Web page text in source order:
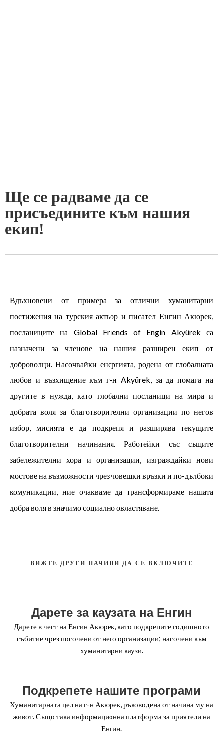
Ще се радваме да се
присъедините към нашия
екип!
Вдъхновени от примера за отлични хуманитарни
постижения на турския актьор и писател Енгин Акюрек,
посланиците на Global Friends of Engin Akyürek са
назначени за членове на нашия разширен екип от
доброволци. Насочвайки енергията, родена от глобалната
любов и възхищение към г-н Akyürek, за да помага на
другите в нужда, като глобални посланици на мира и
добрата воля за благотворителни организации по негов
избор, мисията е да подкрепя и разширява текущите
благотворителни начинания. Работейки със същите
забележителни хора и организации, изграждайки нови
мостове на възможности чрез човешки връзки и по-дълбоки
комуникации, ние очакваме да трансформираме нашата
добра воля в значимо социално овластяване.
ВИЖТЕ ДРУГИ НАЧИНИ ДА СЕ ВКЛЮЧИТЕ
Дарете за каузата на Енгин
Дарете в чест на Енгин Акюрек, като подкрепите годишното
събитие чрез посочени от него организации; насочени към
хуманитарни каузи.
Подкрепете нашите програми
Хуманитарната цел на г-н Акюрек, ръководена от начина му на
живот. Също така информационна платформа за приятели на
Енгин.